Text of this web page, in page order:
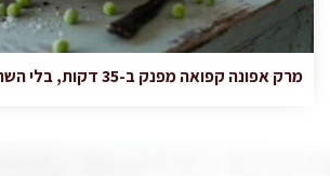
מרק אפונה קפואה מפנק ב-35 דקות, בלי השריה בכלל